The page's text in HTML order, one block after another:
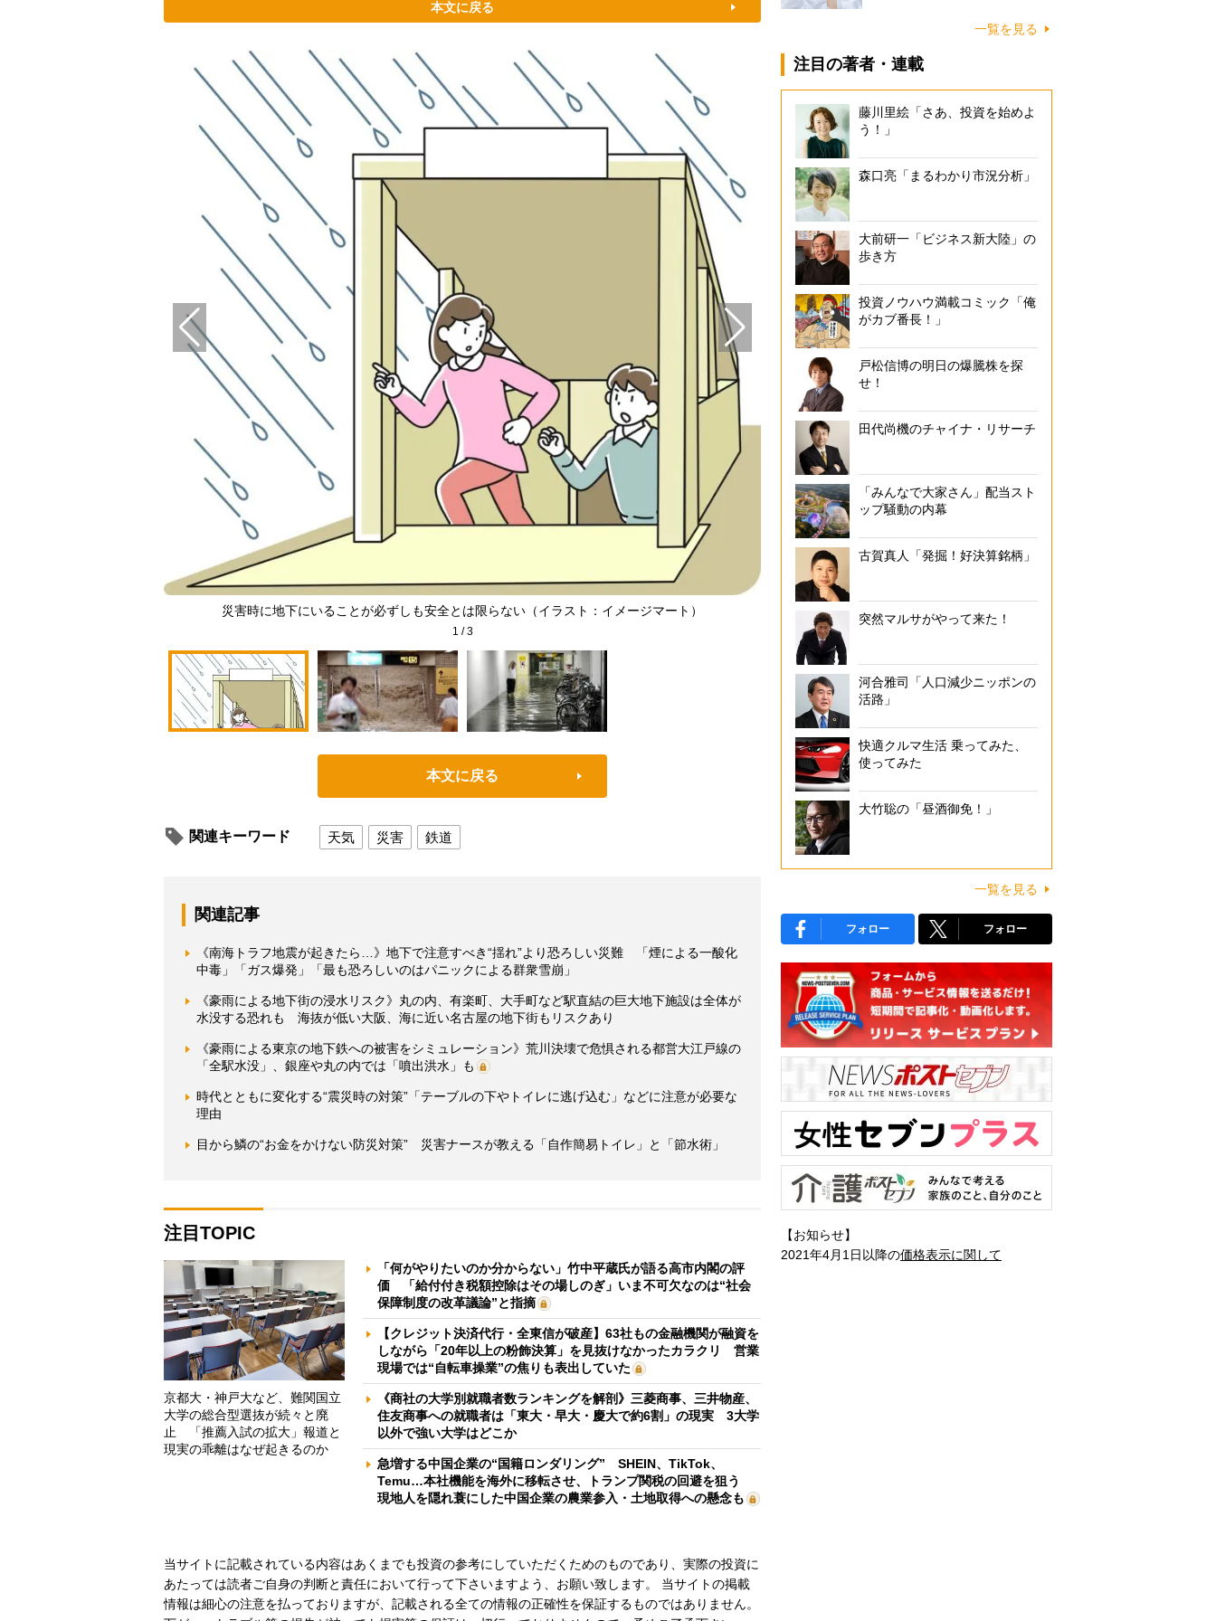
本文に戻る
災害時に地下にいることが必ずしも安全とは限らない（イラスト：イメージマート） 豪雨時は地下鉄や地下街で浸水被害も（2003年福岡県の地下鉄「博多
1 /3
本文に戻る
関連キーワード 天気 災害 鉄道
関連記事
《南海トラフ地震が起きたら…》地下で注意すべき“揺れ”より恐ろしい災難 「煙による一酸化
中毒」「ガス爆発」「最も恐ろしいのはパニックによる群衆雪崩」
《豪雨による地下街の浸水リスク》丸の内、有楽町、大手町など駅直結の巨大地下施設は全体が
水没する恐れも 海抜が低い大阪、海に近い名古屋の地下街もリスクあり
《豪雨による東京の地下鉄への被害をシミュレーション》荒川決壊で危惧される都営大江戸線の
「全駅水没」、銀座や丸の内では「噴出洪水」も
時代とともに変化する“震災時の対策”「テーブルの下やトイレに逃げ込む」などに注意が必要な
理由
目から鱗の“お金をかけない防災対策” 災害ナースが教える「自作簡易トイレ」と「節水術」
注目TOPIC
京都大・神戸大など、難関国立
大学の総合型選抜が続々と廃
止 「推薦入試の拡大」報道と
現実の乖離はなぜ起きるのか
「何がやりたいのか分からない」竹中平蔵氏が語る高市内閣の評
価 「給付付き税額控除はその場しのぎ」いま不可欠なのは“社会
保障制度の改革議論”と指摘
【クレジット決済代行・全東信が破産】63社もの金融機関が融資を
しながら「20年以上の粉飾決算」を見抜けなかったカラクリ 営業
現場では“自転車操業”の焦りも表出していた
《商社の大学別就職者数ランキングを解剖》三菱商事、三井物産、
住友商事への就職者は「東大・早大・慶大で約6割」の現実 3大学
以外で強い大学はどこか
急増する中国企業の“国籍ロンダリング” SHEIN、TikTok、
Temu…本社機能を海外に移転させ、トランプ関税の回避を狙う
現地人を隠れ蓑にした中国企業の農業参入・土地取得への懸念も
当サイトに記載されている内容はあくまでも投資の参考にしていただくためのものであり、実際の投資に
あたっては読者ご自身の判断と責任において行って下さいますよう、お願い致します。 当サイトの掲載
情報は細心の注意を払っておりますが、記載される全ての情報の正確性を保証するものではありません。
一覧を見る
注目の著者・連載
藤川里絵「さあ、投資を始めよ
う！」
森口亮「まるわかり市況分析」
大前研一「ビジネス新大陸」の
歩き方
投資ノウハウ満載コミック「俺
がカブ番長！」
戸松信博の明日の爆騰株を探
せ！
田代尚機のチャイナ・リサーチ
「みんなで大家さん」配当スト
ップ騒動の内幕
古賀真人「発掘！好決算銘柄」
突然マルサがやって来た！
河合雅司「人口減少ニッポンの
活路」
快適クルマ生活 乗ってみた、
使ってみた
大竹聡の「昼酒御免！」
一覧を見る
フォロー フォロー
【お知らせ】
2021年4月1日以降の価格表示に関して